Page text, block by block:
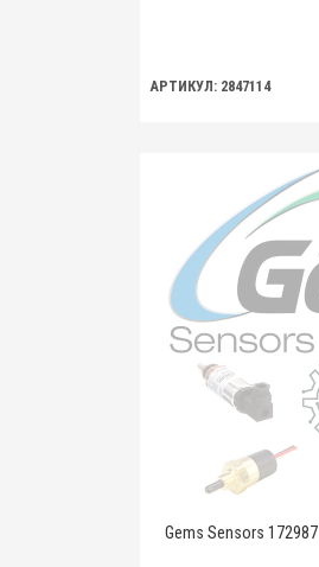
АРТИКУЛ: 2847114
Gems Sensors 172987